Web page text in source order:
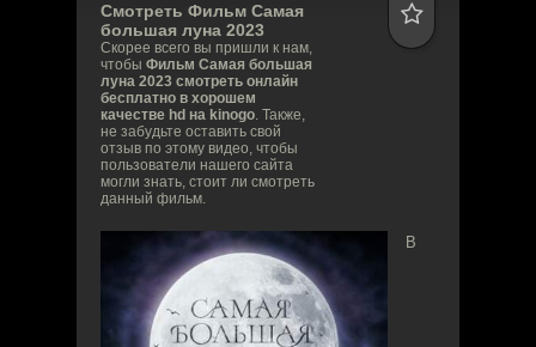
Смотреть Фильм Самая
большая луна 2023
Скорее всего вы пришли к нам,
чтобы Фильм Самая большая
луна 2023 смотреть онлайн
бесплатно в хорошем
качестве hd на kinogo. Также,
не забудьте оставить свой
отзыв по этому видео, чтобы
пользователи нашего сайта
могли знать, стоит ли смотреть
данный фильм.
В